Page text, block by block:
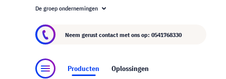
Over visunext.nl
De groep ondernemingen
Neem gerust contact met ons op: 0541768330
Producten Oplossingen